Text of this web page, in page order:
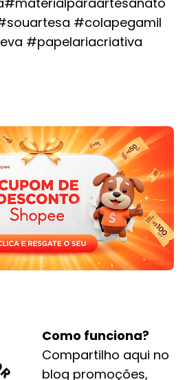
#colapegamil
#papelariacriativa
Como funciona?
Compartilho aqui no
blog promoções,